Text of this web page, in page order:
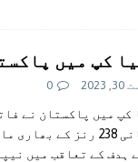
کپ میں
0
کپ میں پاکستان نے
کے تعاقب میں نیپالی ٹیم